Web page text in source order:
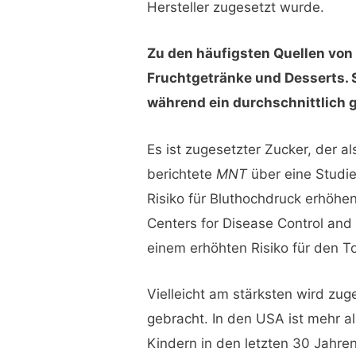
Hersteller zugesetzt wurde.
Zu den häufigsten Quellen
Fruchtgetränke und Desserts.
während ein durchschnittlich
Es ist zugesetzter Zucker, der
berichtete MNTüber eine
Risiko für Bluthochdruck
Centers for Disease Control
einem erhöhten Risiko für den
Vielleicht am stärksten wird
gebracht. In den USA ist mehr
Kindern in den letzten 30